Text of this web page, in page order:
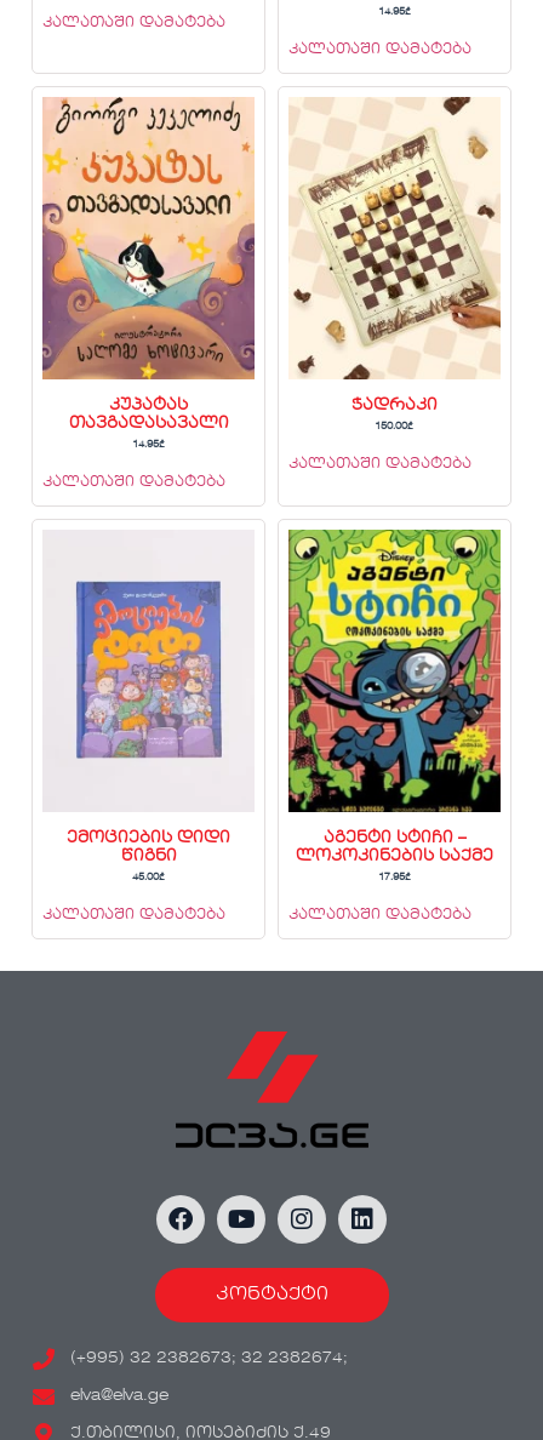
კალათაში დამატება
14.95₾
კალათაში დამატება
კუპატას
თავგადასავალი
14.95₾
კალათაში დამატება
ჭადრაკი
150.00₾
კალათაში დამატება
ემოციების დიდი
წიგნი
45.00₾
კალათაში დამატება
აგენტი სტიჩი –
ლოკოკინების საქმე
17.95₾
კალათაში დამატება
კონტაქტი
(+995) 32 2382673; 32 2382674;
elva@elva.ge
ქ.თბილისი, იოსებიძის ქ.49